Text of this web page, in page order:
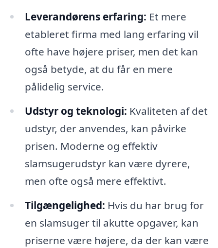
Leverandørens erfaring: Et mere
etableret firma med lang erfaring vil
ofte have højere priser, men det kan
også betyde, at du får en mere
pålidelig service.
Udstyr og teknologi: Kvaliteten af det
udstyr, der anvendes, kan påvirke
prisen. Moderne og effektiv
slamsugerudstyr kan være dyrere,
men ofte også mere effektivt.
Tilgængelighed: Hvis du har brug for
en slamsuger til akutte opgaver, kan
priserne være højere, da der kan være